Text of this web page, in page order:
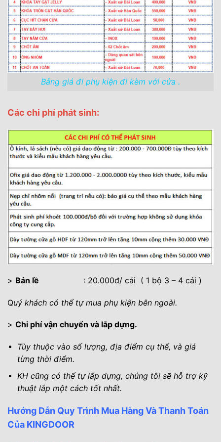
Bảng giá đi phụ kiện đi kèm với cửa .
Các chi phí phát sinh:
> Bản lề : 20.000đ/ cái ( 1 bộ 3 – 4 cái )
Quý khách có thể tự mua phụ kiện bên ngoài.
> Chi phí vận chuyển và lắp dựng.
Tùy thuộc vào số lượng, địa điểm cụ thể, và giá
từng thời điểm.
KH cũng có thể tự lắp dựng, chúng tôi sẽ hỗ trợ kỹ
thuật lắp một cách tốt nhất.
Hướng Dẫn Quy Trình Mua Hàng Và Thanh Toán
Của KINGDOOR